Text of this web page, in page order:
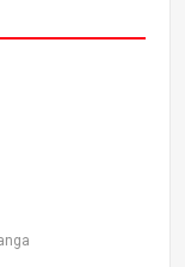
En primer luga
en dem
Kibutsuji o hac
abierta. Cumplir
a un human
Kibutsuji Una p
el propio Muzan
compartir te